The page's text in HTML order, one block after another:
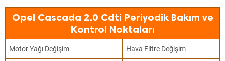
Opel Cascada 2.0 Cdti Periyodik Bakım ve
Kontrol Noktaları
Motor Yağı Değişim Hava Filtre Değişim